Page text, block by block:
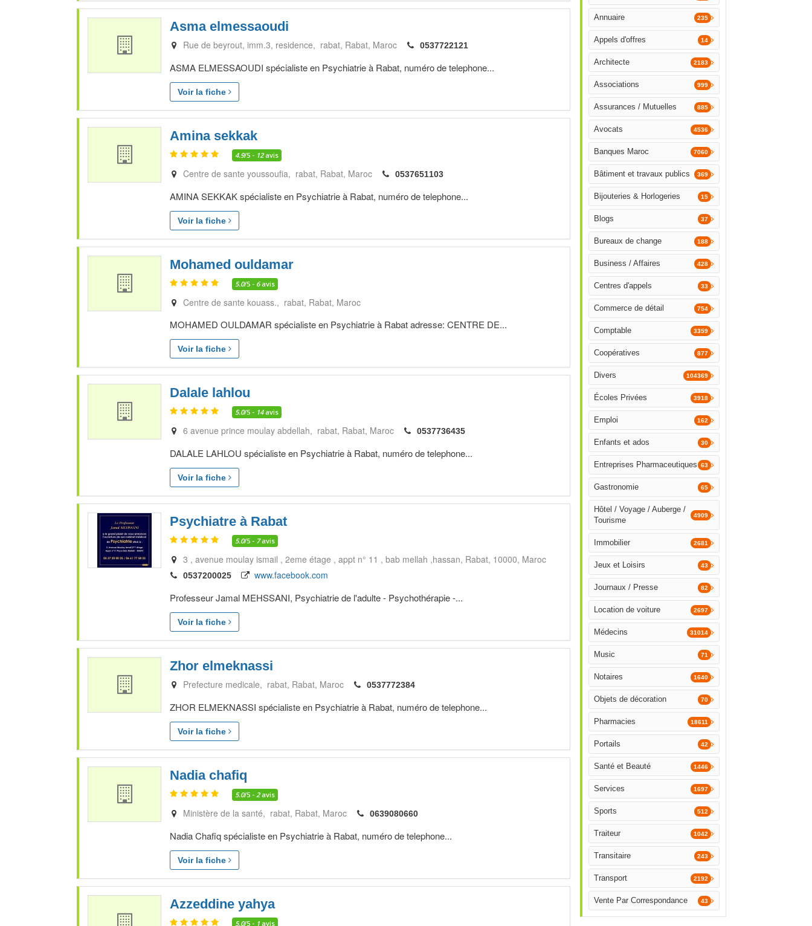
Asma elmessaoudi
Rue de beyrout, imm.3, residence, rabat Rabat Maroc 0537722121
ASMA ELMESSAOUDI spécialiste en Psychiatrie à Rabat, numéro de telephone...
Voir la fiche
Amina sekkak
4.9/5 - 12avis
Centre de sante youssoufia, rabat Rabat Maroc 0537651103
AMINA SEKKAK spécialiste en Psychiatrie à Rabat, numéro de telephone...
Voir la fiche
Mohamed ouldamar
5.0/5 - 6avis
Centre de sante kouass., rabat Rabat Maroc
MOHAMED OULDAMAR spécialiste en Psychiatrie à Rabat adresse: CENTRE DE...
Voir la fiche
Dalale lahlou
5.0/5 - 14avis
6 avenue prince moulay abdellah, rabat Rabat Maroc 0537736435
DALALE LAHLOU spécialiste en Psychiatrie à Rabat, numéro de telephone...
Voir la fiche
Psychiatre à Rabat
5.0/5 - 7avis
3 , avenue moulay ismail , 2eme étage , appt n° 11 , bab mellah ,hassan Rabat 10000 Maroc
0537200025 www.facebook.com
Professeur Jamal MEHSSANI, Psychiatrie de l'adulte - Psychothérapie -...
Voir la fiche
Zhor elmeknassi
Prefecture medicale, rabat Rabat Maroc 0537772384
ZHOR ELMEKNASSI spécialiste en Psychiatrie à Rabat, numéro de telephone...
Voir la fiche
Nadia chafiq
5.0/5 - 2avis
Ministère de la santé, rabat Rabat Maroc 0639080660
Nadia Chafiq spécialiste en Psychiatrie à Rabat, numéro de telephone...
Voir la fiche
Azzeddine yahya
5.0/5 - 1 avis
Annuaire 235
Appels d'offres 14
Architecte 2183
Associations 999
Assurances / Mutuelles 885
Avocats 4536
Banques Maroc 7060
Bâtiment et travaux publics 369
Bijouteries & Horlogeries 15
Blogs 37
Bureaux de change 188
Business / Affaires 428
Centres d'appels 33
Commerce de détail 754
Comptable 3359
Coopératives 877
Divers 104369
Écoles Privées 3918
Emploi 162
Enfants et ados 30
Entreprises Pharmaceutiques 63
Gastronomie 65
Hôtel / Voyage / Auberge /
Tourisme
4909
Immobilier 2681
Jeux et Loisirs 43
Journaux / Presse 82
Location de voiture 2697
Médecins 31014
Music 71
Notaires 1640
Objets de décoration 70
Pharmacies 18611
Portails 42
Santé et Beauté 1446
Services 1697
Sports 512
Traiteur 1042
Transitaire 243
Transport 2192
Vente Par Correspondance 43